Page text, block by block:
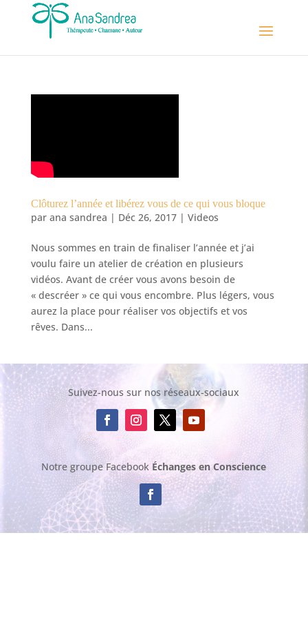
Clôturez l’année et libérez vous de ce qui vous bloque
par ana sandrea | Déc 26, 2017| Videos
Nous sommes en train de finaliser l’année et j’ai
voulu faire un atelier de création en plusieurs
vidéos. Avant de créer vous avons besoin de
« descréer » ce qui vous encombre. Plus légers, vous
aurez la place pour réaliser vos objectifs et vos
rêves. Dans...
Suivez-nous sur nos réseaux-sociaux
Notre groupe Facebook Échanges en Conscience